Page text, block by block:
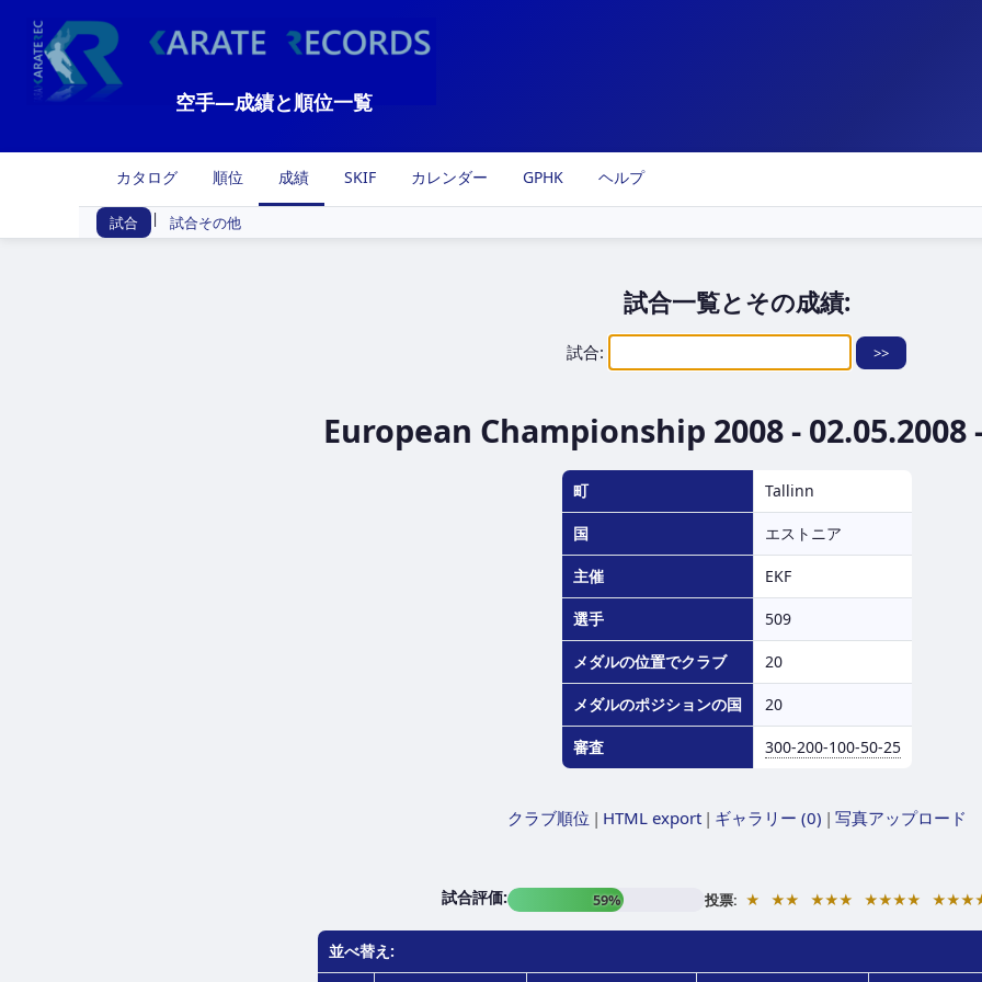
空手―成績と順位一覧
カタログ 順位 成績 SKIF カレンダー GPHK ヘルプ
試合 | 試合その他
試合一覧とその成績:
試合:
European Championship 2008 - 02.05.2008
町 Tallinn
国 エストニア
主催 EKF
選手 509
メダルの位置でクラブ 20
メダルのポジションの国 20
審査 300-200-100-50-25
クラブ順位 | HTML export | ギャラリー (0) | 写真アップロード
試合評価: 59% 投票: ★ ★★ ★★★ ★★★★
並べ替え: